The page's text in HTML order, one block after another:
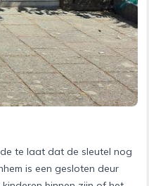
te laat dat de sleutel nog
is een gesloten deur